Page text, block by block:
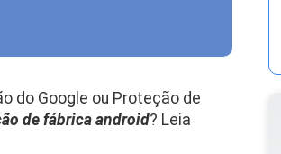
do Google ou Proteção de
de fábrica android? Leia